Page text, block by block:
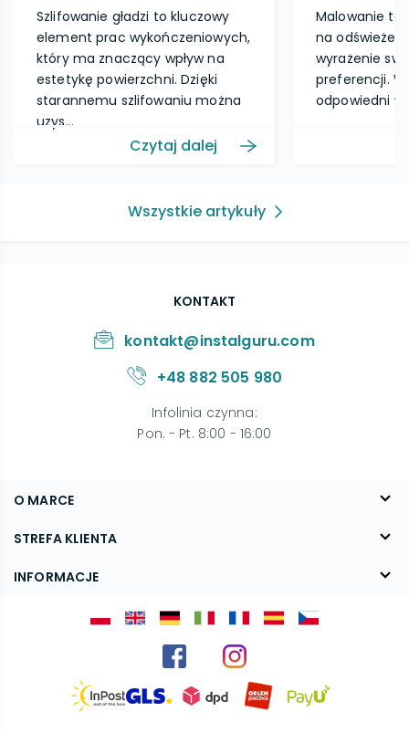
Szlifowanie gładzi to kluczowy
element prac wykończeniowych,
który ma znaczący wpływ na
estetykę powierzchni. Dzięki
starannemu szlifowaniu można
uzys...
Czytaj dalej
Malowanie to
na
wyrażenie
preferencji.
odpowiedni
Wszystkie artykuły
O MARCE
O nas
Blog
STREFA KLIENTA
FAQ
INFORMACJE
KONTAKT
kontakt@instalguru.com
+48 882 505 980
Infolinia czynna:
Pon. - Pt. 8:00 - 16:00